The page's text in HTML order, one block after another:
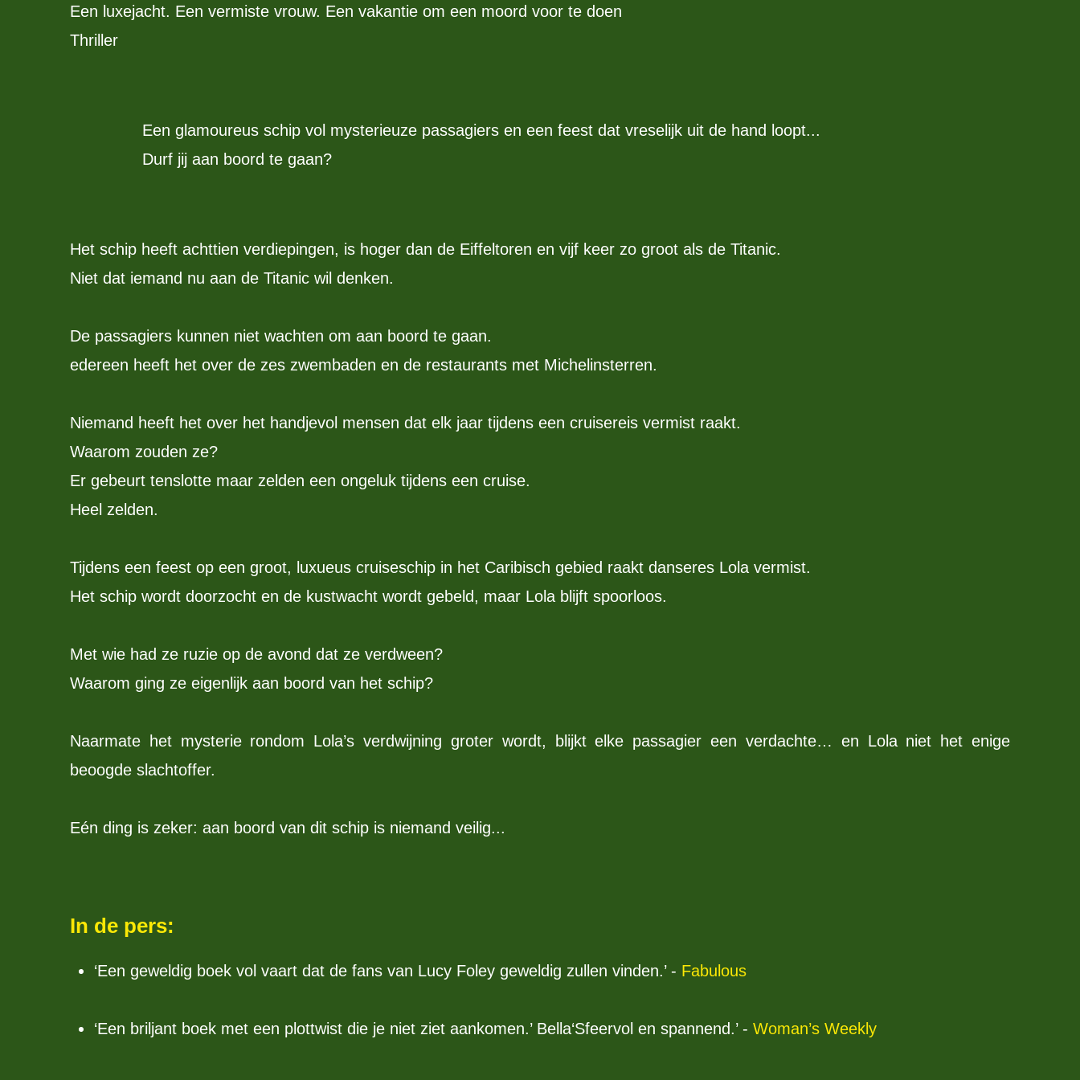
Een luxejacht. Een vermiste vrouw. Een vakantie om een moord voor te doen
Thriller
Een glamoureus schip vol mysterieuze passagiers en een feest dat vreselijk uit de hand loopt...
Durf jij aan boord te gaan?
Het schip heeft achttien verdiepingen, is hoger dan de Eiffeltoren en vijf keer zo groot als de Titanic.
Niet dat iemand nu aan de Titanic wil denken.
De passagiers kunnen niet wachten om aan boord te gaan.
edereen heeft het over de zes zwembaden en de restaurants met Michelinsterren.
Niemand heeft het over het handjevol mensen dat elk jaar tijdens een cruisereis vermist raakt.
Waarom zouden ze?
Er gebeurt tenslotte maar zelden een ongeluk tijdens een cruise.
Heel zelden.
Tijdens een feest op een groot, luxueus cruiseschip in het Caribisch gebied raakt danseres Lola vermist.
Het schip wordt doorzocht en de kustwacht wordt gebeld, maar Lola blijft spoorloos.
Met wie had ze ruzie op de avond dat ze verdween?
Waarom ging ze eigenlijk aan boord van het schip?
Naarmate het mysterie rondom Lola’s verdwijning groter wordt, blijkt elke passagier een verdachte… en Lola niet het enige
beoogde slachtoffer.
Eén ding is zeker: aan boord van dit schip is niemand veilig...
In de pers:
‘Een geweldig boek vol vaart dat de fans van Lucy Foley geweldig zullen vinden.’ - Fabulous
‘Een briljant boek met een plottwist die je niet ziet aankomen.’ Bella‘Sfeervol en spannend.’ - Woman’s Weekly